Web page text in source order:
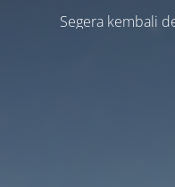
Segera kembali